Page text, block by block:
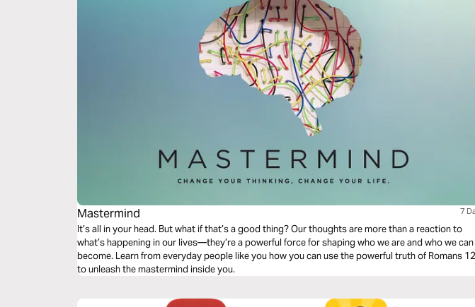
Mastermind 7
It’s all in your head. But what if that’s a good thing? Our thoughts are more than a reaction to
what’s happening in our lives—they’re a powerful force for shaping who we are and who we can
become. Learn from everyday people like you how you can use the powerful truth of Romans
to unleash the mastermind inside you.